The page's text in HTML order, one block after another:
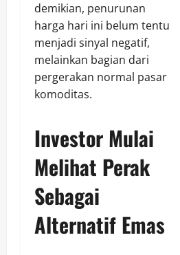
demikian, penurunan
harga hari ini belum tentu
menjadi sinyal negatif,
melainkan bagian dari
pergerakan normal pasar
komoditas.
Investor Mulai
Melihat Perak
Sebagai
Alternatif Emas